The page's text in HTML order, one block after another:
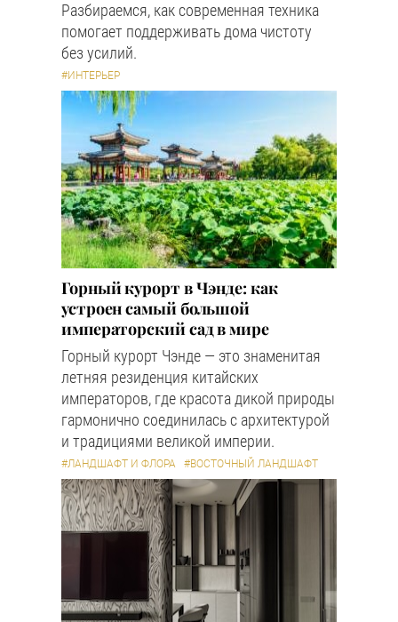
Разбираемся, как современная техника
помогает поддерживать дома чистоту
без усилий.
#ИНТЕРЬЕР
Горный курорт в Чэнде: как
устроен самый большой
императорский сад в мире
Горный курорт Чэнде — это знаменитая
летняя резиденция китайских
императоров, где красота дикой природы
гармонично соединилась с архитектурой
и традициями великой империи.
#ЛАНДШАФТ И ФЛОРА #ВОСТОЧНЫЙ ЛАНДШАФТ